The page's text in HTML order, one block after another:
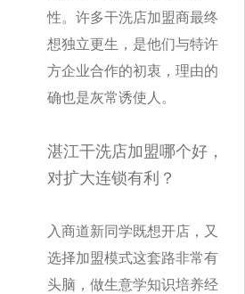
性。许多干洗店加盟商最终
想独立更生，是他们与特许
方企业合作的初衷， 理由的
确也是灰常诱使人。
湛江干洗店加盟哪个好，
对扩大连锁有利？
入商道新同学既想开店，又
选择加盟模式这套路非常有
头脑，做生意学知识培养经